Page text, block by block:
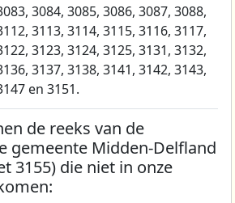
3084, 3085, 3086, 3087, 3088,
3113, 3114, 3115, 3116, 3117,
3123, 3124, 3125, 3131, 3132,
3137, 3138, 3141, 3142, 3143,
en 3151.
de reeks van de
gemeente Midden-Delfland
3155) die niet in onze